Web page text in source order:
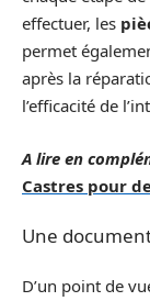
effectuer, les
permet
après la
l’efficacité de
A lire en
Castres pour
Une
D’un point de